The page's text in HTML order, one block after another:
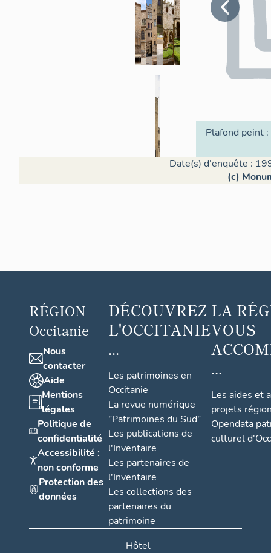
Plafond peint
Date(s) d'enquête :
(c)
RÉGION
Occitanie
Nous
contacter
Aide
Mentions
légales
Politique de
confidentialité
Accessibilité :
non conforme
Protection des
données
DÉCOUVREZ
L'OCCITANIE
...
Les patrimoines en
Occitanie
La revue numérique
"Patrimoines du Sud"
Les publications de
l'Inventaire
Les partenaires de
l'Inventaire
Les collections des
partenaires du
patrimoine
LA
VOUS
...
Les aides et
projets
Opendata
culturel
Hôtel